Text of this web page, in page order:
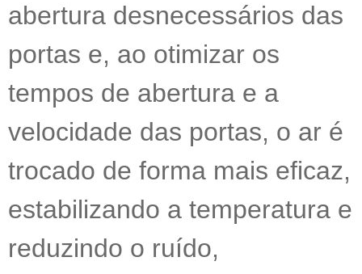
abertura desnecessários das
portas e, ao otimizar os
tempos de abertura e a
velocidade das portas, o ar é
trocado de forma mais eficaz,
estabilizando a temperatura e
reduzindo o ruído,